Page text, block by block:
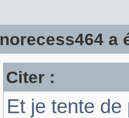
norecess464 a
Citer :
Et je tente